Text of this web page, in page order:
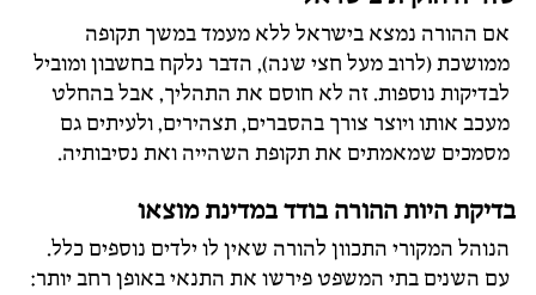
אם ההורה נמצא בישראל ללא מעמד במשך תקופה
ממושכת (לרוב מעל חצי שנה), הדבר נלקח בחשבון ומוביל
לבדיקות נוספות. זה לא חוסם את התהליך, אבל בהחלט
מעכב אותו ויוצר צורך בהסברים, תצהירים, ולעיתים גם
מסמכים שמאמתים את תקופת השהייה ואת נסיבותיה.
בדיקת היות ההורה בודד במדינת מוצאו
הנוהל המקורי התכוון להורה שאין לו ילדים נוספים כלל.
עם השנים בתי המשפט פירשו את התנאי באופן רחב יותר: